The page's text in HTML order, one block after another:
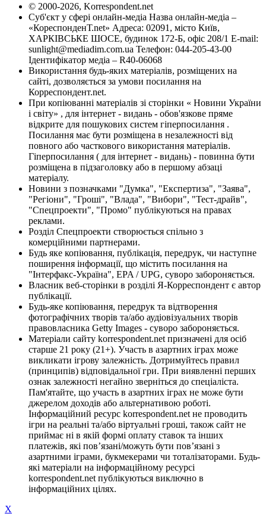
© 2000-2026, Korrespondent.net
Суб'єкт у сфері онлайн-медіа Назва онлайн-медіа –
«КореспонденТ.net» Адреса: 02091, місто Київ,
ХАРКІВСЬКЕ ШОСЕ, будинок 172-Б, офіс 208/1 E-mail:
sunlight@mediadim.com.ua Телефон: 044-205-43-00
Ідентифікатор медіа – R40-06068
Використання будь-яких матеріалів, розміщених на
сайті, дозволяється за умови посилання на
Корреспондент.net.
При копіюванні матеріалів зі сторінки « Новини України
і світу» , для інтернет - видань - обов'язкове пряме
відкрите для пошукових систем гіперпосилання .
Посилання має бути розміщена в незалежності від
повного або часткового використання матеріалів.
Гіперпосилання ( для інтернет - видань) - повинна бути
розміщена в підзаголовку або в першому абзаці
матеріалу.
Новини з позначками "Думка", "Експертиза", "Заява",
"Регіони", "Гроші", "Влада", "Вибори", "Тест-драйв",
"Спецпроекти", "Промо" публікуються на правах
реклами.
Розділ Спецпроекти створюється спільно з
комерційними партнерами.
Будь яке копіювання, публікація, передрук, чи наступне
поширення інформації, що містить посилання на
"Інтерфакс-Україна", EPA / UPG, суворо забороняється.
Власник веб-сторінки в розділі Я-Корреспондент є автор
публікації.
Будь-яке копіювання, передрук та відтворення
фотографічних творів та/або аудіовізуальних творів
правовласника Getty Images - суворо забороняється.
Матеріали сайту korrespondent.net призначені для осіб
старше 21 року (21+). Участь в азартних іграх може
викликати ігрову залежність. Дотримуйтесь правил
(принципів) відповідальної гри. При виявленні перших
ознак залежності негайно зверніться до спеціаліста.
Пам'ятайте, що участь в азартних іграх не може бути
джерелом доходів або альтернативою роботі.
Інформаційний ресурс korrespondent.net не проводить
ігри на реальні та/або віртуальні гроші, також сайт не
приймає ні в якій формі оплату ставок та інших
платежів, які пов’язані/можуть бути пов’язані з
азартними іграми, букмекерами чи тоталізаторами. Будь-
які матеріали на інформаційному ресурсі
korrespondent.net публікуються виключно в
інформаційних цілях.
X